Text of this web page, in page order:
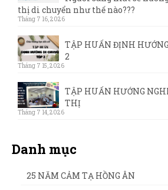
thị di chuyển như thế nào???
Tháng 7 16, 2026
TẬP HUẤN ĐỊNH
2
Tháng 7 15, 2026
TẬP HUẤN HƯỚNG
THỊ
Tháng 7 14, 2026
Danh mục
25 NĂM CẢM TẠ HỒNG ÂN